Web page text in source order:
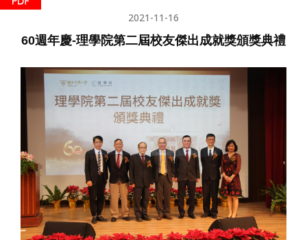
2021-11-16
60週年慶-理學院第二屆校友傑出成就獎頒獎典禮